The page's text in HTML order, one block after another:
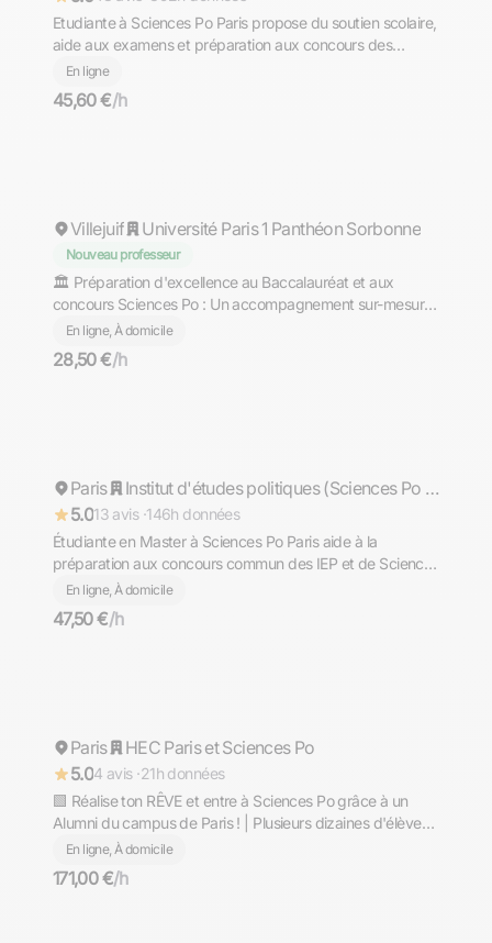
Etudiante à Sciences Po Paris propose du soutien scolaire,
aide aux examens et préparation aux concours des
Sciences Po
En ligne
45,60 €/h
Villejuif Université Paris 1 Panthéon Sorbonne
Nouveau professeur
🏛️ Préparation d'excellence au Baccalauréat et aux
concours Sciences Po : Un accompagnement sur-mesure
en philosophie et culture générale par un tuteur expert,
alliant rigueur scientifique du Bac S et excellence
académique de Paris 1
En ligne, À domicile
28,50 €/h
Répond rapidement
Paris
Institut d'études politiques (Sciences Po Aix)
5.013 avis ·146h données
Étudiante en Master à Sciences Po Paris aide à la
préparation aux concours commun des IEP et de Sciences
PoEn ligne, À domicile
47,50 €/h
Répond rapidement
Paris
HEC Paris et Sciences Po
5.04 avis ·21h données
🟩 Réalise ton RÊVE et entre à Sciences Po grâce à un
Alumni du campus de Paris ! | Plusieurs dizaines d'élèves
accompagnés, avis 5* !
En ligne, À domicile
171,00 €/h